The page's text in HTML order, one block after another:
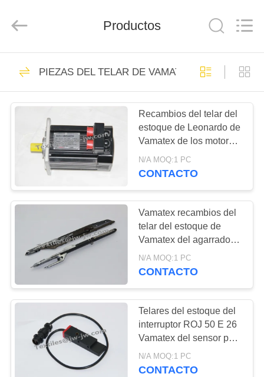
INICIO
PRODUCTOS
SOBRE
NOSOTROS
VISITA
FÁBRICA
CONTROL
DE
CALIDAD
CONTACTO
Export
Co.,Ltd.
Reserved.
recambios de telar
236
recambios del telar
del sulzer
61
Recambios del telar
del estoque
138
Productos
PIEZAS DEL TELAR DE VAMATEX
Recambios del telar del
estoque de Leonardo de
Vamatex de los motores
2692646 8.5KG
N/A MOQ:1 PC
CONTACTO
Vamatex recambios del
telar del estoque de
Vamatex del agarrador
del estoque de 9000
más
N/A MOQ:1 PC
CONTACTO
Telares del estoque del
interruptor ROJ 50 E 26
Vamatex del sensor para
el número de parte
862003
N/A MOQ:1 PC
CONTACTO